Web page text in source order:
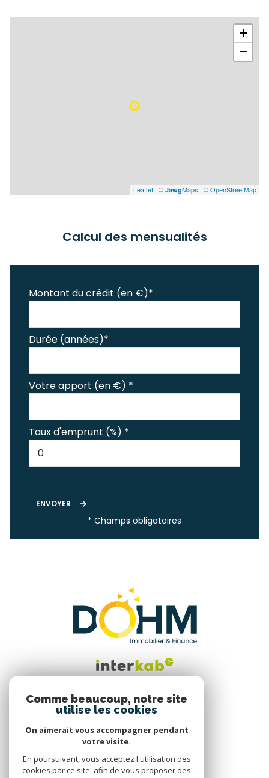
+
−
Leaflet | © JawgMaps | © OpenStreetMap
Calcul des mensualités
Montant du crédit (en €)*
Durée (années)*
Votre apport (en €) *
Taux d'emprunt (%) *
ENVOYER
* Champs obligatoires
Nous suivre
Comme beaucoup, notre site
utilise les cookies
On aimerait vous accompagner pendant
votre visite.
En poursuivant, vous acceptez l'utilisation des
cookies par ce site, afin de vous proposer des